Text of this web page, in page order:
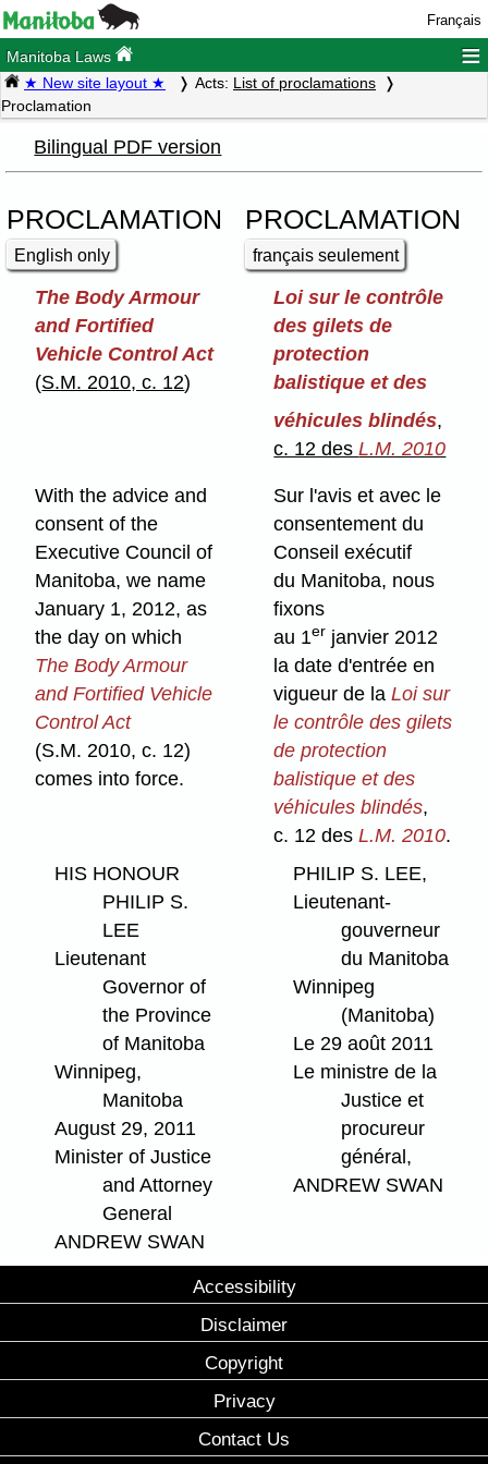
Français
Manitoba Laws ≡
★ New site layout ★ Acts: List of proclamations
Proclamation
Bilingual PDF version
PROCLAMATION
English only
PROCLAMATION
français seulement
The Body Armour
and Fortified
Vehicle Control Act
(S.M. 2010, c. 12)
Loi sur le contrôle
des gilets de
protection
balistique et des
véhicules blindés,
c. 12 desL.M. 2010
With the advice and
consent of the
Executive Council of
Manitoba, we name
January 1, 2012, as
the day on which
The Body Armour
and Fortified Vehicle
Control Act
(S.M. 2010, c. 12)
comes into force.
Sur l'avis et avec le
consentement du
Conseil exécutif
du Manitoba, nous
fixons
au 1er janvier 2012
la date d'entrée en
vigueur de laLoi sur
le contrôle des gilets
de protection
balistique et des
véhicules blindés,
c. 12 desL.M. 2010.
HIS HONOUR
PHILIP S.
LEE
Lieutenant
Governor of
the Province
of Manitoba
Winnipeg,
Manitoba
August 29, 2011
Minister of Justice
and Attorney
General
ANDREW SWAN
PHILIP S. LEE,
Lieutenant-
gouverneur
du Manitoba
Winnipeg
(Manitoba)
Le 29 août 2011
Le ministre de la
Justice et
procureur
général,
ANDREW SWAN
Accessibility
Disclaimer
Copyright
Privacy
Contact Us